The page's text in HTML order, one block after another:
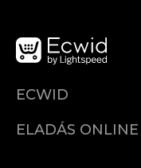
ECWID
Árkalkuláció
ELADÁS ONLINE